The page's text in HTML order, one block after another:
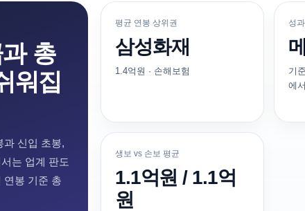
총
워집
과 신입 초봉,
는 업계 판도
연봉 기준 총
평균 연봉 상위권
삼성화재
1.4억원 · 손해보험
성
기
에
생보 vs 손보 평균
1.1억원 / 1.1억
원